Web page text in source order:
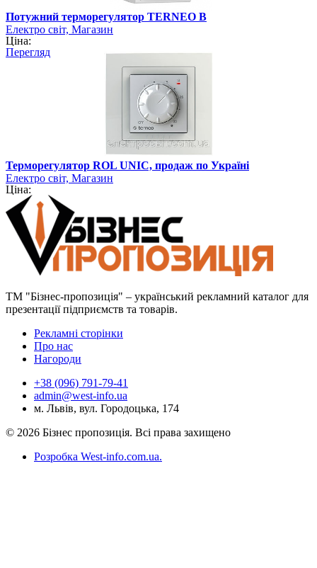
Потужний терморегулятор TERNEO B
Електро світ, Магазин
Ціна:
Перегляд
Терморегулятор ROL UNIC, продаж по Україні
Електро світ, Магазин
Ціна:
ТМ "Бізнес-пропозиція" – український рекламний каталог для
презентації підприємств та товарів.
Рекламні сторінки
Про нас
Нагороди
+38 (096) 791-79-41
admin@west-info.ua
м. Львів, вул. Городоцька, 174
© 2026 Бізнес пропозиція. Всі права захищено
Розробка West-info.com.ua.